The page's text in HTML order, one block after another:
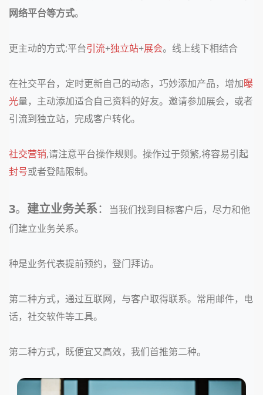
网络平台等方式。
更主动的方式:平台引流+独立站+展会。线上线下相结合
在社交平台，定时更新自己的动态，巧妙添加产品，增加曝
光量，主动添加适合自己资料的好友。邀请参加展会，或者
引流到独立站，完成客户转化。
社交营销,请注意平台操作规则。操作过于频繁,将容易引起
封号或者登陆限制。
3。 建立业务关系：
当我们找到目标客户后，尽力和他
们建立业务关系。
种是业务代表提前预约，登门拜访。
第二种方式，通过互联网，与客户取得联系。常用邮件，电
话，社交软件等工具。
第二种方式，既便宜又高效，我们首推第二种。